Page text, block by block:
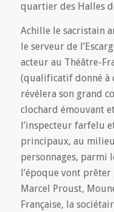
quartier des Halles
Achille le sacristain
le serveur de
acteur au Théâtre-
(qualificatif donné à
révélera son grand
clochard émouvant
l’inspecteur farfelu
principaux, au
personnages, parmi
l’époque vont
Marcel Proust,
Française, la